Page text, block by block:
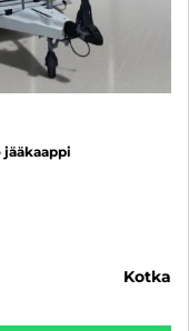
jääkaappi
kotka